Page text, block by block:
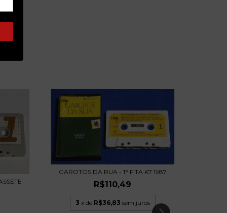
GAROTOS DA RUA - 1° FITA K7 1987
R$110,49
3 x de R$36,83 sem juros